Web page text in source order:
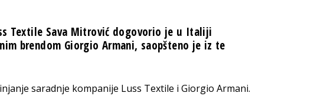
Textile Sava Mitrović dogovorio je u Italiji
brendom Giorgio Armani, saopšteno je iz te
saradnje kompanije Luss Textile i Giorgio Armani.